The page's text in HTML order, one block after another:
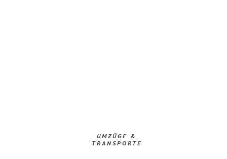
UMZÜGE &
TRANSPORTE